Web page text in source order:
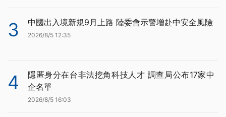
3 中國出入境新規9月上路 陸委會示警增赴中安全風險
2026/8/5 12:35
4
隱匿身分在台非法挖角科技人才 調查局公布17家中
企名單
2026/8/5 16:03